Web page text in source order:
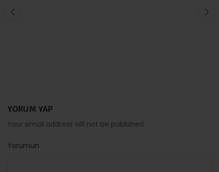
YORUM YAP
Your email address will not be published.
Yorumun